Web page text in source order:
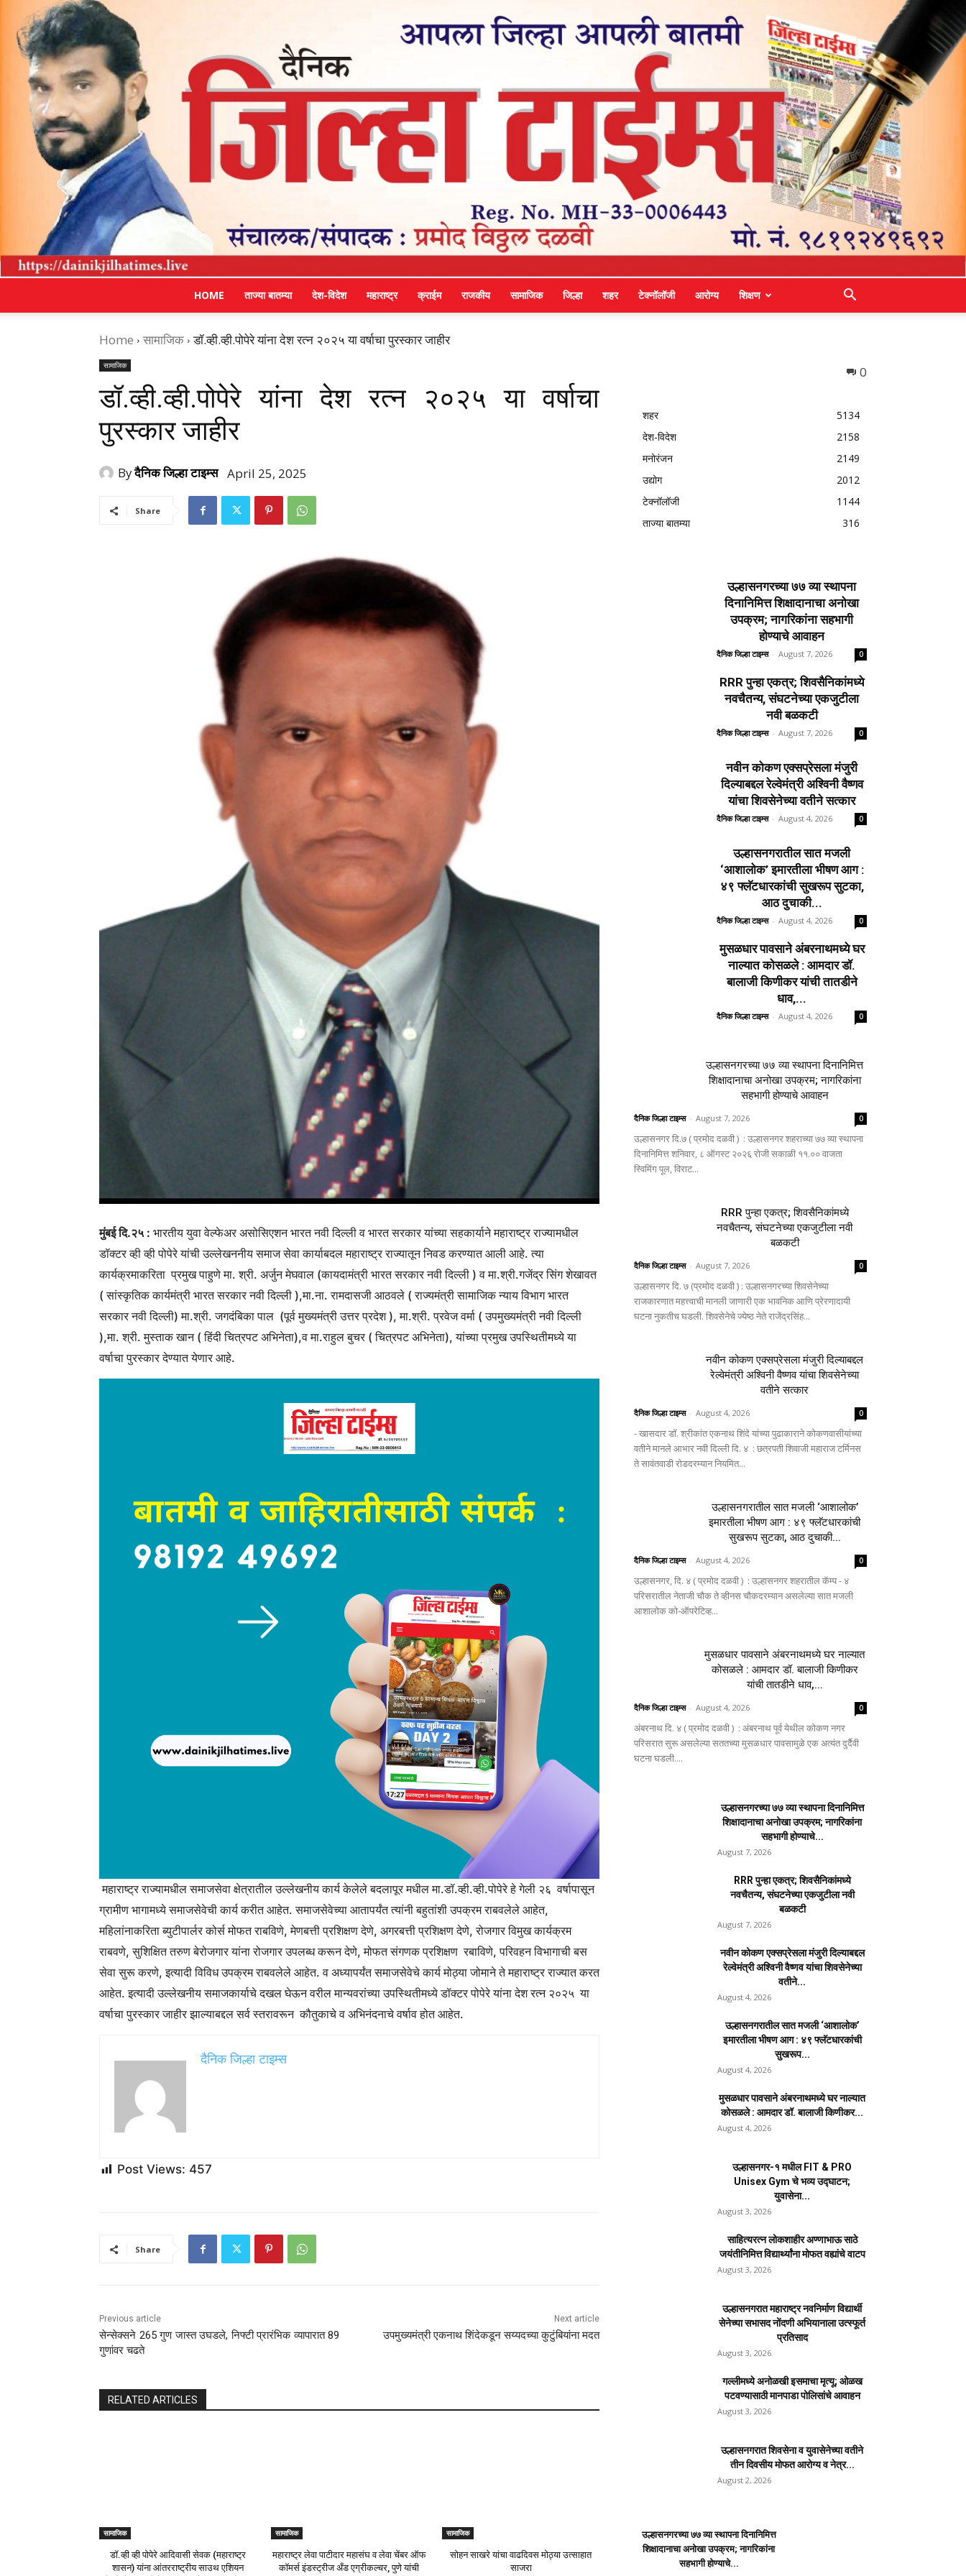
HOME ताज्या बातम्या देश-विदेश महाराष्ट्र क्राईम राजकीय सामाजिक जिल्हा शहर टेक्नॉलॉजी आरोग्य शिक्षण
Home सामाजिक डॉ.व्ही.व्ही.पोपेरे यांना देश रत्न २०२५ या वर्षाचा पुरस्कार जाहीर
सामाजिक
डॉ.व्ही.व्ही.पोपेरे यांना देश रत्न २०२५ या वर्षाचा
पुरस्कार जाहीर
Byदैनिक जिल्हा टाइम्स April 25, 2025
Share
मुंबई दि.२५ : भारतीय युवा वेल्फेअर असोसिएशन भारत नवी दिल्ली व भारत सरकार यांच्या सहकार्याने महाराष्ट्र राज्यामधील
डॉक्टर व्ही व्ही पोपेरे यांची उल्लेखननीय समाज सेवा कार्याबदल महाराष्ट्र राज्यातून निवड करण्यात आली आहे. त्या
कार्यक्रमाकरिता प्रमुख पाहुणे मा. श्री. अर्जुन मेघवाल (कायदामंत्री भारत सरकार नवी दिल्ली ) व मा.श्री.गजेंद्र सिंग शेखावत
( सांस्कृतिक कार्यमंत्री भारत सरकार नवी दिल्ली ),मा.ना. रामदासजी आठवले ( राज्यमंत्री सामाजिक न्याय विभाग भारत
सरकार नवी दिल्ली) मा.श्री. जगदंबिका पाल (पूर्व मुख्यमंत्री उत्तर प्रदेश ), मा.श्री. प्रवेज वर्मा ( उपमुख्यमंत्री नवी दिल्ली
),मा. श्री. मुस्ताक खान ( हिंदी चित्रपट अभिनेता),व मा.राहुल बुचर ( चित्रपट अभिनेता), यांच्या प्रमुख उपस्थितीमध्ये या
वर्षाचा पुरस्कार देण्यात येणार आहे.
महाराष्ट्र राज्यामधील समाजसेवा क्षेत्रातील उल्लेखनीय कार्य केलेले बदलापूर मधील मा.डॉ.व्ही.व्ही.पोपेरे हे गेली २६ वर्षापासून
ग्रामीण भागामध्ये समाजसेवेची कार्य करीत आहेत. समाजसेवेच्या आतापर्यंत त्यांनी बहुतांशी उपक्रम राबवलेले आहेत,
महिलांनाकरिता ब्युटीपार्लर कोर्स मोफत राबविणे, मेणबत्ती प्रशिक्षण देणे, अगरबत्ती प्रशिक्षण देणे, रोजगार विमुख कार्यक्रम
राबवणे, सुशिक्षित तरुण बेरोजगार यांना रोजगार उपलब्ध करून देणे, मोफत संगणक प्रशिक्षण रबाविणे, परिवहन विभागाची बस
सेवा सुरू करणे, इत्यादी विविध उपक्रम राबवलेले आहेत. व अध्यापर्यंत समाजसेवेचे कार्य मोठ्या जोमाने ते महाराष्ट्र राज्यात करत
आहेत. इत्यादी उल्लेखनीय समाजकार्याचे दखल घेऊन वरील मान्यवरांच्या उपस्थितीमध्ये डॉक्टर पोपेरे यांना देश रत्न २०२५ या
वर्षाचा पुरस्कार जाहीर झाल्याबद्दल सर्व स्तरावरून कौतुकाचे व अभिनंदनाचे वर्षाव होत आहेत.
दैनिक जिल्हा टाइम्स
Post Views: 457
Share
Previous article
सेन्सेक्सने 265 गुण जास्त उघडले, निफ्टी प्रारंभिक व्यापारात 89
गुणांवर चढते
Next article
उपमुख्यमंत्री एकनाथ शिंदेकडून सय्यदच्या कुटुंबियांना मदत
RELATED ARTICLES
सामाजिक
डॉ.व्ही व्ही पोपेरे आदिवासी सेवक (महाराष्ट्र
शासन) यांना आंतरराष्ट्रीय साउथ एशियन
सामाजिक
महाराष्ट्र लेवा पाटीदार महासंघ व लेवा चेंबर ऑफ
कॉमर्स इंडस्ट्रीज अँड एग्रीकल्चर, पुणे यांची
सामाजिक
सोहन साखरे यांचा वाढदिवस मोठ्या उत्साहात
साजरा
0
शहर
5134
देश-विदेश
2158
मनोरंजन
2149
उद्योग
2012
टेक्नॉलॉजी
1144
ताज्या बातम्या
316
उल्हासनगरच्या ७७ व्या स्थापना
दिनानिमित्त शिक्षादानाचा अनोखा
उपक्रम; नागरिकांना सहभागी
होण्याचे आवाहन
दैनिक जिल्हा टाइम्स - August 7, 2026 0
RRR पुन्हा एकत्र; शिवसैनिकांमध्ये
नवचैतन्य, संघटनेच्या एकजुटीला
नवी बळकटी
दैनिक जिल्हा टाइम्स - August 7, 2026 0
नवीन कोकण एक्सप्रेसला मंजुरी
दिल्याबद्दल रेल्वेमंत्री अश्विनी वैष्णव
यांचा शिवसेनेच्या वतीने सत्कार
दैनिक जिल्हा टाइम्स - August 4, 2026 0
उल्हासनगरातील सात मजली
‘आशालोक’ इमारतीला भीषण आग :
४९ फ्लॅटधारकांची सुखरूप सुटका,
आठ दुचाकी...
दैनिक जिल्हा टाइम्स - August 4, 2026 0
मुसळधार पावसाने अंबरनाथमध्ये घर
नाल्यात कोसळले : आमदार डॉ.
बालाजी किणीकर यांची तातडीने
धाव,...
दैनिक जिल्हा टाइम्स - August 4, 2026 0
उल्हासनगरच्या ७७ व्या स्थापना दिनानिमित्त
शिक्षादानाचा अनोखा उपक्रम; नागरिकांना
सहभागी होण्याचे आवाहन
दैनिक जिल्हा टाइम्स - August 7, 2026 0
उल्हासनगर दि.७ ( प्रमोद दळवी ) : उल्हासनगर शहराच्या ७७ व्या स्थापना
दिनानिमित्त शनिवार, ८ ऑगस्ट २०२६ रोजी सकाळी ११.०० वाजता
स्विमिंग पूल, विराट...
RRR पुन्हा एकत्र; शिवसैनिकांमध्ये
नवचैतन्य, संघटनेच्या एकजुटीला नवी
बळकटी
दैनिक जिल्हा टाइम्स - August 7, 2026 0
उल्हासनगर दि. ७ (प्रमोद दळवी ) : उल्हासनगरच्या शिवसेनेच्या
राजकारणात महत्त्वाची मानली जाणारी एक भावनिक आणि प्रेरणादायी
घटना नुकतीच घडली. शिवसेनेचे ज्येष्ठ नेते राजेंद्रसिंह...
नवीन कोकण एक्सप्रेसला मंजुरी दिल्याबद्दल
रेल्वेमंत्री अश्विनी वैष्णव यांचा शिवसेनेच्या
वतीने सत्कार
दैनिक जिल्हा टाइम्स - August 4, 2026 0
- खासदार डॉ. श्रीकांत एकनाथ शिंदे यांच्या पुढाकाराने कोकणवासीयांच्या
वतीने मानले आभार नवी दिल्ली दि. ४ : छत्रपती शिवाजी महाराज टर्मिनस
ते सावंतवाडी रोडदरम्यान नियमित...
उल्हासनगरातील सात मजली ‘आशालोक’
इमारतीला भीषण आग : ४९ फ्लॅटधारकांची
सुखरूप सुटका, आठ दुचाकी...
दैनिक जिल्हा टाइम्स - August 4, 2026 0
उल्हासनगर, दि. ४ ( प्रमोद दळवी ) : उल्हासनगर शहरातील कॅम्प - ४
परिसरातील नेताजी चौक ते व्हीनस चौकदरम्यान असलेल्या सात मजली
आशालोक को-ऑपरेटिव्ह...
मुसळधार पावसाने अंबरनाथमध्ये घर नाल्यात
कोसळले : आमदार डॉ. बालाजी किणीकर
यांची तातडीने धाव,...
दैनिक जिल्हा टाइम्स - August 4, 2026 0
अंबरनाथ दि. ४ ( प्रमोद दळवी ) : अंबरनाथ पूर्व येथील कोकण नगर
परिसरात सुरू असलेल्या सततच्या मुसळधार पावसामुळे एक अत्यंत दुर्दैवी
घटना घडली....
उल्हासनगरच्या ७७ व्या स्थापना दिनानिमित्त
शिक्षादानाचा अनोखा उपक्रम; नागरिकांना
सहभागी होण्याचे...
August 7, 2026
RRR पुन्हा एकत्र; शिवसैनिकांमध्ये
नवचैतन्य, संघटनेच्या एकजुटीला नवी
बळकटी
August 7, 2026
नवीन कोकण एक्सप्रेसला मंजुरी दिल्याबद्दल
रेल्वेमंत्री अश्विनी वैष्णव यांचा शिवसेनेच्या
वतीने...
August 4, 2026
उल्हासनगरातील सात मजली ‘आशालोक’
इमारतीला भीषण आग : ४९ फ्लॅटधारकांची
सुखरूप...
August 4, 2026
मुसळधार पावसाने अंबरनाथमध्ये घर नाल्यात
कोसळले : आमदार डॉ. बालाजी किणीकर...
August 4, 2026
उल्हासनगर-१ मधील FIT & PRO
Unisex Gym चे भव्य उद्घाटन;
युवासेना...
August 3, 2026
साहित्यरत्न लोकशाहीर अण्णाभाऊ साठे
जयंतीनिमित्त विद्यार्थ्यांना मोफत वह्यांचे वाटप
August 3, 2026
उल्हासनगरात महाराष्ट्र नवनिर्माण विद्यार्थी
सेनेच्या सभासद नोंदणी अभियानाला उत्स्फूर्त
प्रतिसाद
August 3, 2026
गल्लीमध्ये अनोळखी इसमाचा मृत्यू; ओळख
पटवण्यासाठी मानपाडा पोलिसांचे आवाहन
August 3, 2026
उल्हासनगरात शिवसेना व युवासेनेच्या वतीने
तीन दिवसीय मोफत आरोग्य व नेत्र...
August 2, 2026
उल्हासनगरच्या ७७ व्या स्थापना दिनानिमित्त
शिक्षादानाचा अनोखा उपक्रम; नागरिकांना
सहभागी होण्याचे...